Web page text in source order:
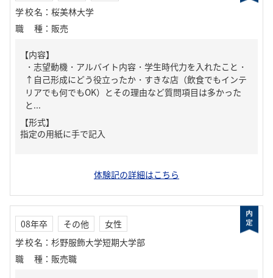
学校名 ： 桜美林大学
職種 ： 販売
【内容】
・志望動機・アルバイト内容・学生時代力を入れたこと・
↑自己形成にどう役立ったか・すきな店（飲食でもインテ
リアでも何でもOK）とその理由など質問項目は多かった
と...
【形式】
指定の用紙に手で記入
体験記の詳細はこちら
08年卒 その他
女性
学校名 ： 杉野服飾大学短期大学部
職種 ： 販売職